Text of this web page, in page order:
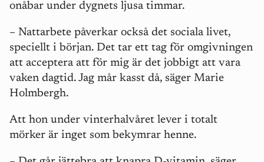
onåbar under dygnets ljusa timmar.
– Nattarbete påverkar också det sociala livet,
speciellt i början. Det tar ett tag för omgivningen
att acceptera att för mig är det jobbigt att vara
vaken dagtid. Jag mår kasst då, säger Marie
Holmbergh.
Att hon under vinterhalvåret lever i totalt
mörker är inget som bekymrar henne.